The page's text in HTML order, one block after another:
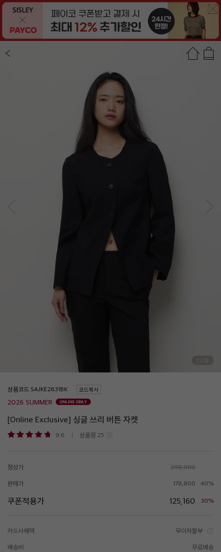
상품정보 상품평(25) 추천상품
1 / 13
상품코드 코드복사
2026 SUMMER
[Online Exclusive] 싱글 쓰리 버튼 자켓
9.6 상품평 25
정상가 298,000
판매가 178,800 40%
쿠폰적용가 125,160 30%
카드사혜택 무이자할부
배송비 무료배송